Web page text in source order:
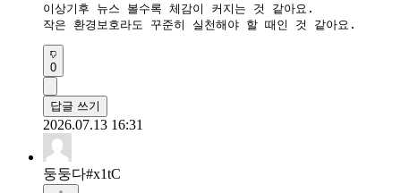
이상기후 뉴스 볼수록 체감이 커지는 것 같아요.
작은 환경보호라도 꾸준히 실천해야 할 때인 것 같아요.
0
답글 쓰기
2026.07.13 16:31
둥둥다#x1tC